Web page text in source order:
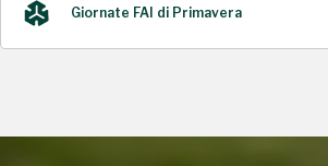
Giornate FAI di Primavera